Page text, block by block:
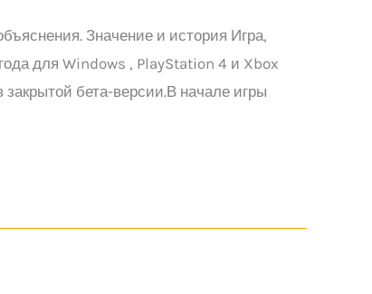
Значение и история Игра,
для Windows , PlayStation 4 и Xbox
бета-версии.В начале игры